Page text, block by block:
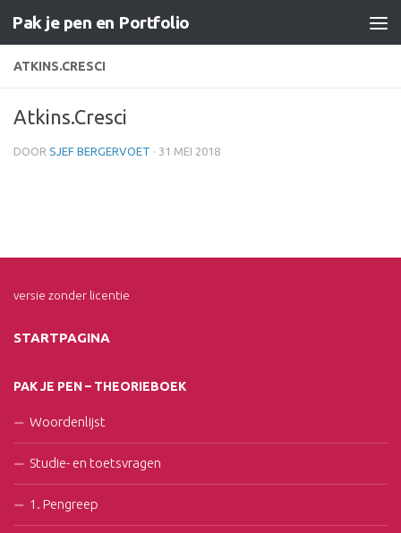
Doorgaan naar inhoud
Pak je pen en Portfolio
ATKINS.CRESCI
Atkins.Cresci
DOOR SJEF BERGERVOET · 31 MEI 2018
versie zonder licentie
STARTPAGINA
PAK JE PEN – THEORIEBOEK
Woordenlijst
Studie- en toetsvragen
1. Pengreep